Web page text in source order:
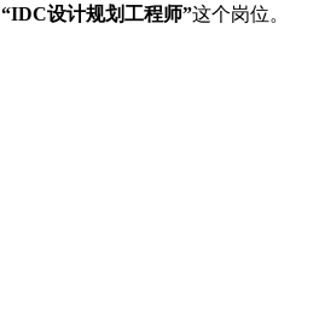
“IDC设计规划工程师”这个岗位。